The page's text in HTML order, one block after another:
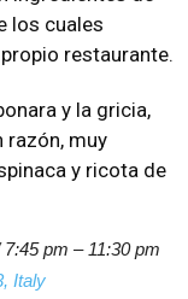
los cuales
restaurante.
y la gricia,
razón, muy
y ricota de
pm – 11:30 pm
Italy